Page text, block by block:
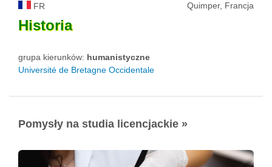
FR Quimper, Francja
Historia
grupa kierunków: humanistyczne
Université de Bretagne Occidentale
Pomysły na studia licencjackie »